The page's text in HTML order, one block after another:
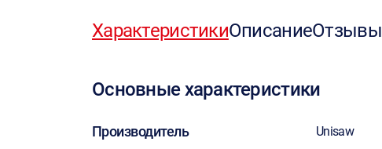
ХарактеристикиОписаниеОтзывы
Основные характеристики
Производитель Unisaw